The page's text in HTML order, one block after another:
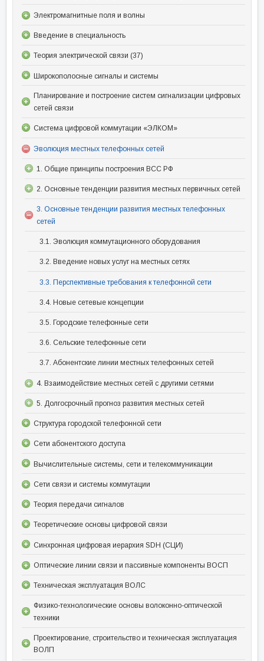
Электромагнитные поля и волны
Введение в специальность
Теория электрической связи (37)
Широкополосные сигналы и системы
Планирование и построение систем сигнализации цифровых
сетей связи
Система цифровой коммутации «ЭЛКОМ»
Эволюция местных телефонных сетей
1. Общие принципы построения ВСС РФ
2. Основные тенденции развития местных первичных сетей
3. Основные тенденции развития местных телефонных
сетей
3.1. Эволюция коммутационного оборудования
3.2. Введение новых услуг на местных сетях
3.3. Перспективные требования к телефонной сети
3.4. Новые сетевые концепции
3.5. Городские телефонные сети
3.6. Сельские телефонные сети
3.7. Абонентские линии местных телефонных сетей
4. Взаимодействие местных сетей с другими сетями
5. Долгосрочный прогноз развития местных сетей
Структура городской телефонной сети
Сети абонентского доступа
Вычислительные системы, сети и телекоммуникации
Сети связи и системы коммутации
Теория передачи сигналов
Теоретические основы цифровой связи
Синхронная цифровая иерархия SDH (СЦИ)
Оптические линии связи и пассивные компоненты ВОСП
Техническая эксплуатация ВОЛС
Физико-технологические основы волоконно-оптической
техники
Проектирование, строительство и техническая эксплуатация
ВОЛП